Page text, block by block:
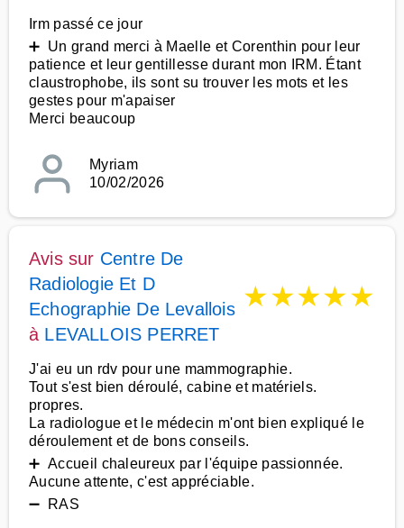
Irm passé ce jour
➕ Un grand merci à Maelle et Corenthin pour leur
patience et leur gentillesse durant mon IRM. Étant
claustrophobe, ils sont su trouver les mots et les
gestes pour m'apaiser
Merci beaucoup
Myriam
10/02/2026
Avis sur Centre De
Radiologie Et D
Echographie De Levallois
à LEVALLOIS PERRET
★★★★★
J'ai eu un rdv pour une mammographie.
Tout s'est bien déroulé, cabine et matériels.
propres.
La radiologue et le médecin m'ont bien expliqué le
déroulement et de bons conseils.
➕ Accueil chaleureux par l'équipe passionnée.
Aucune attente, c'est appréciable.
➖ RAS